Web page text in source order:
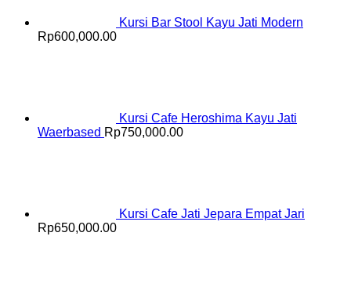
Kursi Bar Stool Kayu Jati Modern
Rp600,000.00
Kursi Cafe Heroshima Kayu Jati
Waerbased Rp750,000.00
Kursi Cafe Jati Jepara Empat Jari
Rp650,000.00